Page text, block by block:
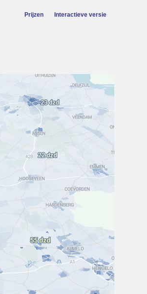
Prijzen Interactieve versie